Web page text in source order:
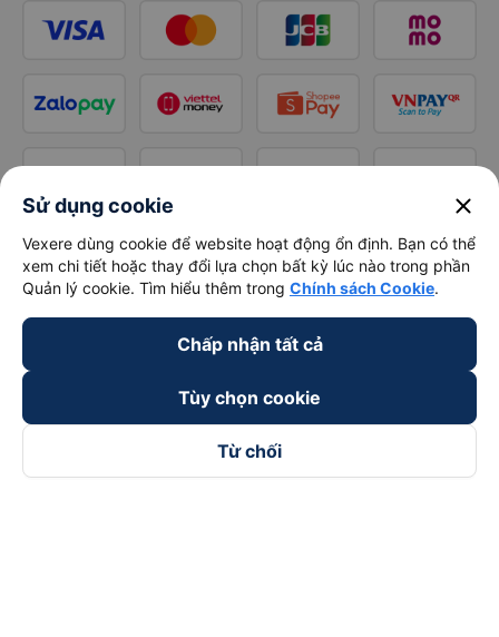
Sử dụng cookie close
Vexere dùng cookie để website hoạt động ổn định. Bạn có thể
xem chi tiết hoặc thay đổi lựa chọn bất kỳ lúc nào trong phần
Quản lý cookie. Tìm hiểu thêm trong Chính sách Cookie.
Chấp nhận tất cả
Tùy chọn cookie
Từ chối